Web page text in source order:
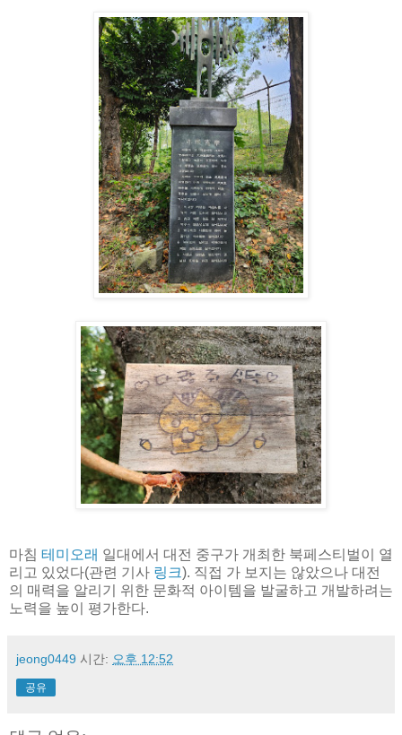
마침 테미오래 일대에서 대전 중구가 개최한 북페스티벌이 열
리고 있었다(관련 기사 링크). 직접 가 보지는 않았으나 대전
의 매력을 알리기 위한 문화적 아이템을 발굴하고 개발하려는
노력을 높이 평가한다.
jeong0449 시간: 오후 12:52
공유